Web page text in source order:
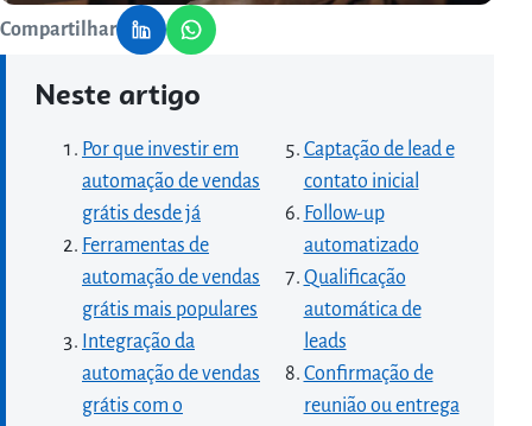
Compartilhar
Neste artigo
Por que investir em
automação de vendas
grátis desde já
Ferramentas de
automação de vendas
grátis mais populares
Integração da
automação de vendas
grátis com o
Captação de lead e
contato inicial
Follow-up
automatizado
Qualificação
automática de
leads
Confirmação de
reunião ou entrega